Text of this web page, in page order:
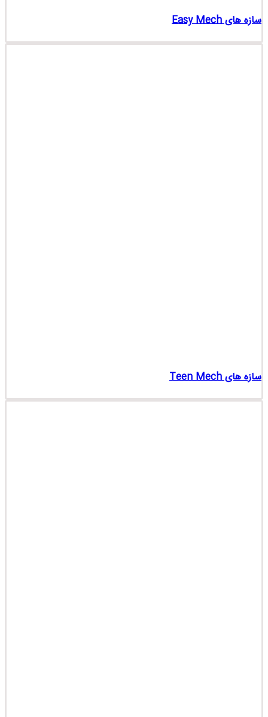
سازه های Easy Mech
سازه های Teen Mech